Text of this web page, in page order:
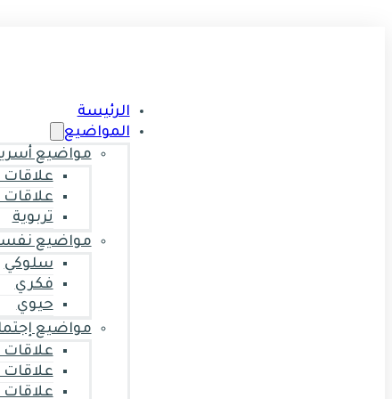
الرئيسة
المواضيع
مواضيع
علاقات
علاقات
تربوية
مواضيع
سلوكي
فكري
حيوي
مواضيع
علاقات